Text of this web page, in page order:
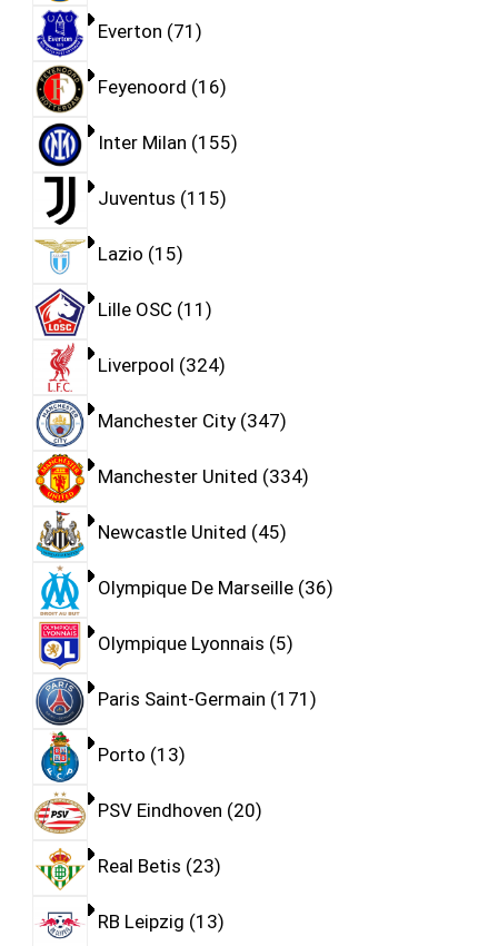
Everton 71
Feyenoord 16
Inter Milan 155
Juventus 115
Lazio 15
Lille OSC 11
Liverpool 324
Manchester City 347
Manchester United 334
Newcastle United 45
Olympique De Marseille 36
Olympique Lyonnais 5
Paris Saint-Germain 171
Porto 13
PSV Eindhoven 20
Real Betis 23
RB Leipzig 13